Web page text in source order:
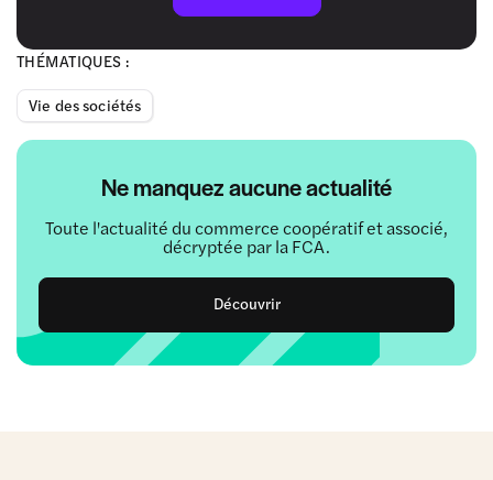
THÉMATIQUES :
Vie des sociétés
Ne manquez aucune actualité
Toute l'actualité du commerce coopératif et associé,
décryptée par la FCA.
Découvrir